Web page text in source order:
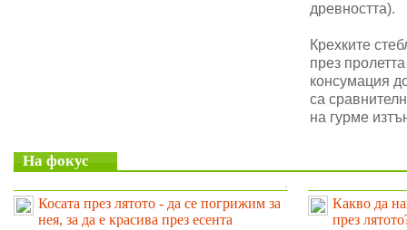
древността).
Крехките
през
консумация
са
на гурме
На фокус
Косата през лятото - да се погрижим за
нея, за да е красива през есента
Какво да
през